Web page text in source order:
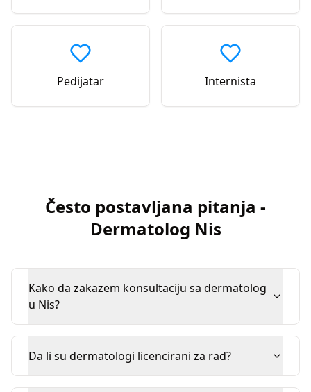
Pedijatar Internista
Često postavljana pitanja -
Dermatolog Nis
Kako da zakazem konsultaciju sa dermatolog
u Nis?
Da li su dermatologi licencirani za rad?